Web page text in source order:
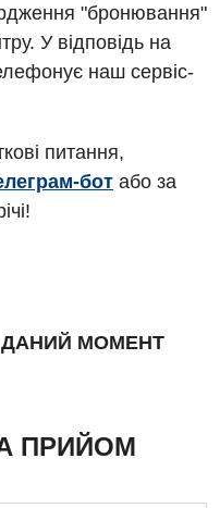
та неврології
"бронювання"
У відповідь на
наш сервіс-
питання,
бот або за
ДАНИЙ МОМЕНТ
ПРИЙОМ